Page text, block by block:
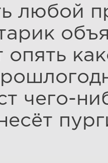
любой
опять
чего-